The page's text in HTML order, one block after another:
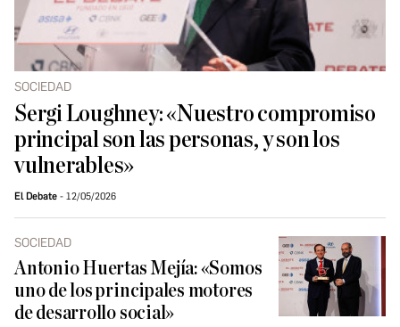
SOCIEDAD
Sergi Loughney: «Nuestro compromiso
principal son las personas, y son los
vulnerables»
El Debate 12/05/2026
SOCIEDAD
Antonio Huertas Mejía: «Somos
uno de los principales motores
de desarrollo social»